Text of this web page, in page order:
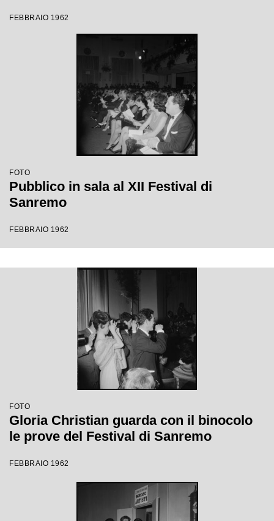
FEBBRAIO 1962
FOTO
Pubblico in sala al XII Festival di
Sanremo
FEBBRAIO 1962
FOTO
Gloria Christian guarda con il binocolo
le prove del Festival di Sanremo
FEBBRAIO 1962